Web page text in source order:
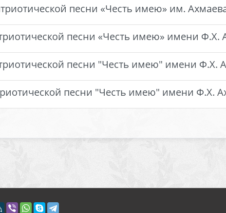
песни «Честь имею» им.
песни «Честь имею» имени Ф.Х.
песни "Честь имею" имени Ф.Х.
песни "Честь имею" имени Ф.Х.